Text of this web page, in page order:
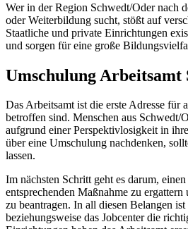
Wer in der Region Schwedt/Oder nach
oder Weiterbildung sucht, stößt auf
Staatliche und private Einrichtungen
und sorgen für eine große
Umschulung Arbeitsamt
Das Arbeitsamt ist die erste Adresse für
betroffen sind. Menschen aus Schwedt/
aufgrund einer Perspektivlosigkeit in
über eine Umschulung nachdenken,
lassen.
Im nächsten Schritt geht es darum,
entsprechenden Maßnahme zu
zu beantragen. In all diesen Belangen
beziehungsweise das Jobcenter die